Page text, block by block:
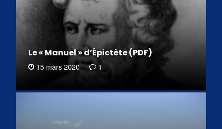
Le « Manuel » d’Épictète (PDF)
15 mars 2020 1